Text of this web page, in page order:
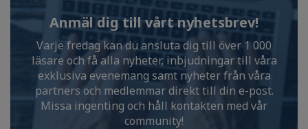
Anmäl dig till vårt nyhetsbrev!
Varje fredag kan du ansluta dig till över 1 000
läsare och få alla nyheter, inbjudningar till våra
exklusiva evenemang samt nyheter från våra
partners och medlemmar direkt till din e-post.
Missa ingenting och håll kontakten med vår
community!